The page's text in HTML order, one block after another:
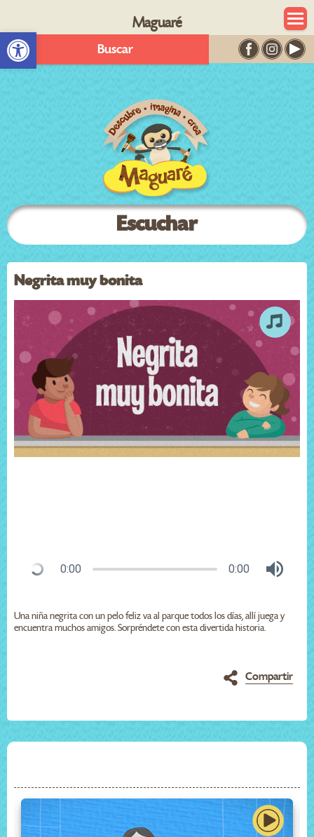
Abrir barra de herramientas
Maguaré
Buscar
Escuchar
Negrita muy bonita
0:00 0:00
Una niña negrita con un pelo feliz va al parque todos los días, allí juega y
encuentra muchos amigos. Sorpréndete con esta divertida historia.
Compartir